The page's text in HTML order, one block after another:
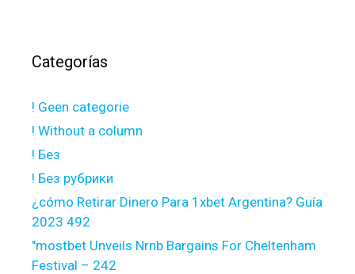
Categorías
! Geen categorie
! Without a column
! Без
! Без рубрики
¿cómo Retirar Dinero Para 1xbet Argentina? Guía
2023 492
"mostbet Unveils Nrnb Bargains For Cheltenham
Festival – 242